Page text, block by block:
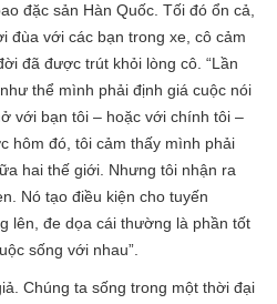
đặc sản Hàn Quốc. Tối đó ổn cả,
đùa với các bạn trong xe, cô cảm
đã được trút khỏi lòng cô. “Lần
thể mình phải định giá cuộc nói
với bạn tôi – hoặc với chính tôi –
hôm đó, tôi cảm thấy mình phải
hai thế giới. Nhưng tôi nhận ra
Nó tạo điều kiện cho tuyến
lên, đe dọa cái thường là phần tốt
sống với nhau”.
Chúng ta sống trong một thời đại